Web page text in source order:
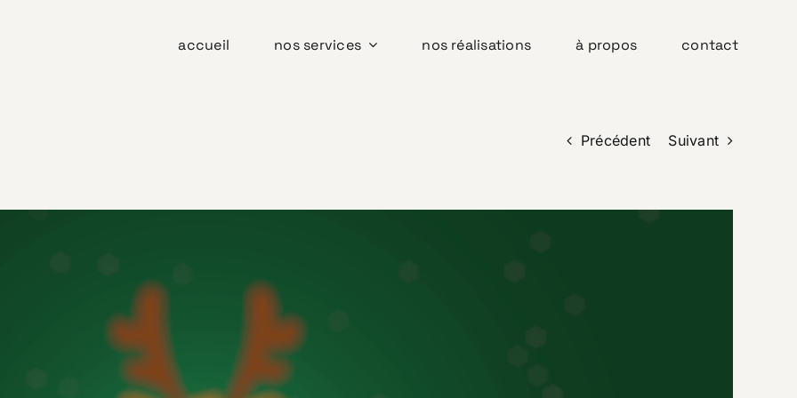
accueil nos services nos réalisations à propos contact
Précédent Suivant